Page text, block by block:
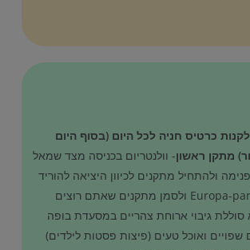
כרטיס חניה לכל היום (בסוף היום
מתקן ראשון- וולנטריום בכניסה מצד שמאל
ולהתחיל מתקנים לכיוון היציאה להוריד
את אפליקציית Europa-park ולסמן מתקנים שאתם רוצים
סוללת גיבוי ארוחת צהריים במסעדת בופה
שפויים ואוכל טעים (פיצות פסטות לילדים)